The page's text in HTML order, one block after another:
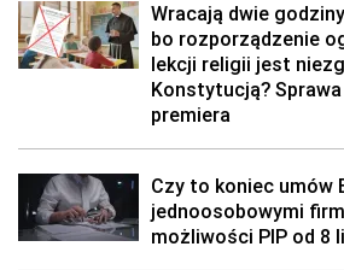
Wracają dwie
bo rozporządzenie
lekcji religii jest
Konstytucją?
premiera
Czy to koniec umów
jednoosobowymi
możliwości PIP od 8